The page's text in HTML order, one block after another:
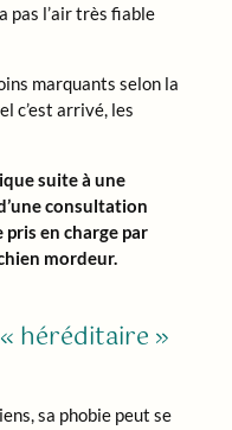
pas l’air très fiable
marquants selon la
c’est arrivé, les
suite à une
consultation
en charge par
mordeur.
héréditaire »
sa phobie peut se